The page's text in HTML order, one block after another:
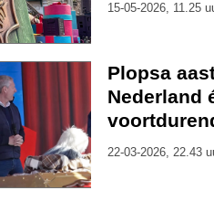
15-05-2026, 11.25
Plopsa
Nederland
22-03-2026, 22.43